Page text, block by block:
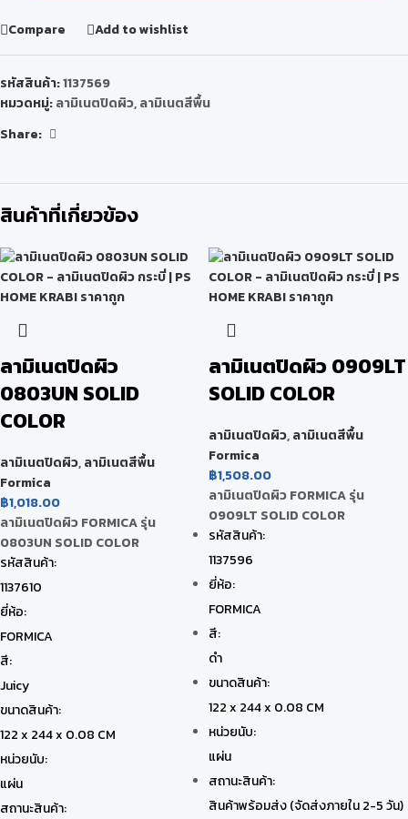
Compare Add to wishlist
รหัสสินค้า:1137569
หมวดหมู่:ลามิเนตปิดผิว,ลามิเนตสีพื้น
Share:
สินค้าที่เกี่ยวข้อง
ลามิเนตปิดผิว
0803UN SOLID
COLOR
ลามิเนตปิดผิว,ลามิเนตสีพื้น
Formica
฿1,018.00
ลามิเนตปิดผิว FORMICA รุ่น
0803UN SOLID COLOR
รหัสสินค้า:
1137610
ยี่ห้อ:
FORMICA
สี:
Juicy
ขนาดสินค้า:
122 x 244 x 0.08 CM
หน่วยนับ:
แผ่น
สถานะสินค้า:
ลามิเนตปิดผิว 0909LT
SOLID COLOR
ลามิเนตปิดผิว,ลามิเนตสีพื้น
Formica
฿1,508.00
ลามิเนตปิดผิว FORMICA รุ่น
0909LT SOLID COLOR
รหัสสินค้า:
1137596
ยี่ห้อ:
FORMICA
สี:
ดำ
ขนาดสินค้า:
122 x 244 x 0.08 CM
หน่วยนับ:
แผ่น
สถานะสินค้า:
สินค้าพร้อมส่ง (จัดส่งภายใน 2-5 วัน)